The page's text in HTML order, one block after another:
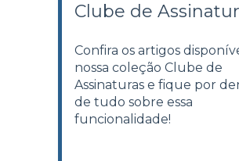
Clube de
Confira os artigos
nossa coleção Clube de
Assinaturas e fique por
de tudo sobre essa
funcionalidade!